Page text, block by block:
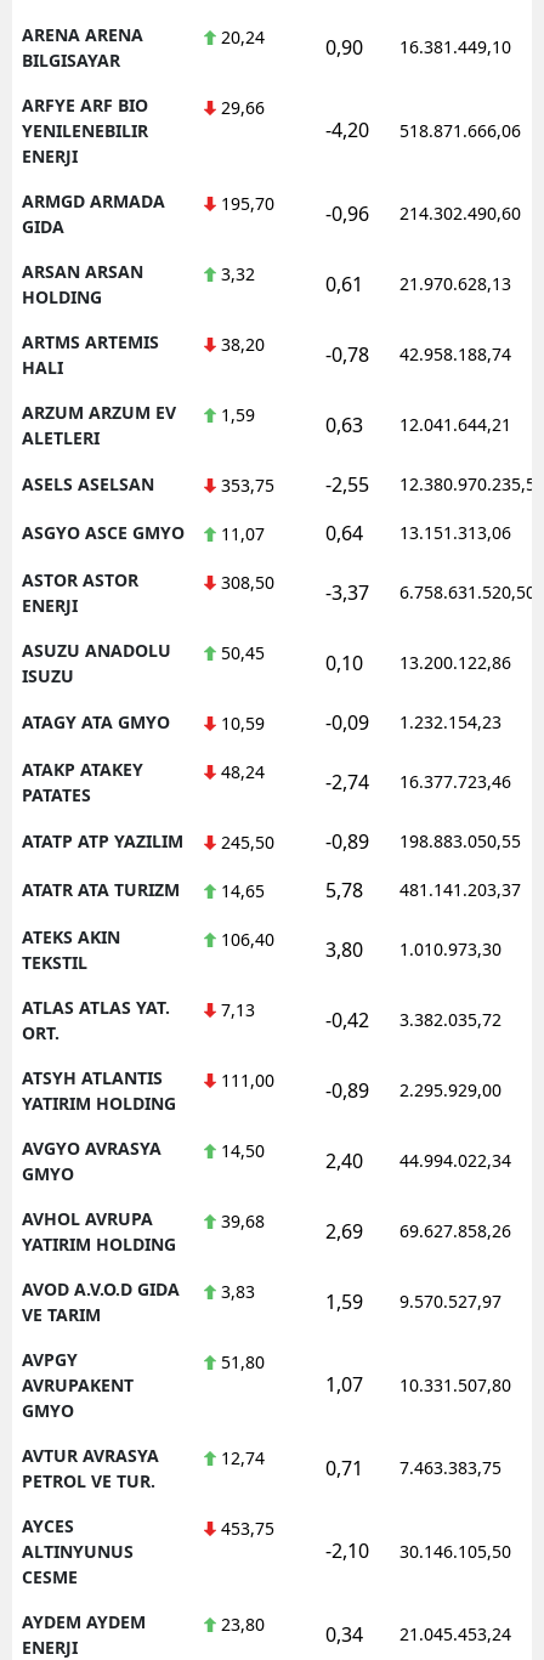
ARENA ARENA
BILGISAYAR
20,24 0,90 16.381.449,10
ARFYE ARF BIO
YENILENEBILIR
ENERJI
29,66
-4,20 518.871.666,06
ARMGD ARMADA
GIDA
195,70 -0,96 214.302.490,60
ARSAN ARSAN
HOLDING
3,32 0,61 21.970.628,13
ARTMS ARTEMIS
HALI
38,20 -0,78 42.958.188,74
ARZUM ARZUM EV
ALETLERI
1,59 0,63 12.041.644,21
ASELS ASELSAN 353,75 -2,55 12.380.970.235,50
ASGYO ASCE GMYO 11,07 0,64 13.151.313,06
ASTOR ASTOR
ENERJI
308,50 -3,37 6.758.631.520,50
ASUZU ANADOLU
ISUZU
50,45 0,10 13.200.122,86
ATAGY ATA GMYO 10,59 -0,09 1.232.154,23
ATAKP ATAKEY
PATATES
48,24 -2,74 16.377.723,46
ATATP ATP YAZILIM 245,50 -0,89 198.883.050,55
ATATR ATA TURIZM 14,65 5,78 481.141.203,37
ATEKS AKIN
TEKSTIL
106,40 3,80 1.010.973,30
ATLAS ATLAS YAT.
ORT.
7,13 -0,42 3.382.035,72
ATSYH ATLANTIS
YATIRIM HOLDING
111,00 -0,89 2.295.929,00
AVGYO AVRASYA
GMYO
14,50 2,40 44.994.022,34
AVHOL AVRUPA
YATIRIM HOLDING
39,68 2,69 69.627.858,26
AVOD A.V.O.D GIDA
VE TARIM
3,83 1,59 9.570.527,97
AVPGY
AVRUPAKENT
GMYO
51,80
1,07 10.331.507,80
AVTUR AVRASYA
PETROL VE TUR.
12,74 0,71 7.463.383,75
AYCES
ALTINYUNUS
CESME
453,75
-2,10 30.146.105,50
AYDEM AYDEM
ENERJI
23,80 0,34 21.045.453,24